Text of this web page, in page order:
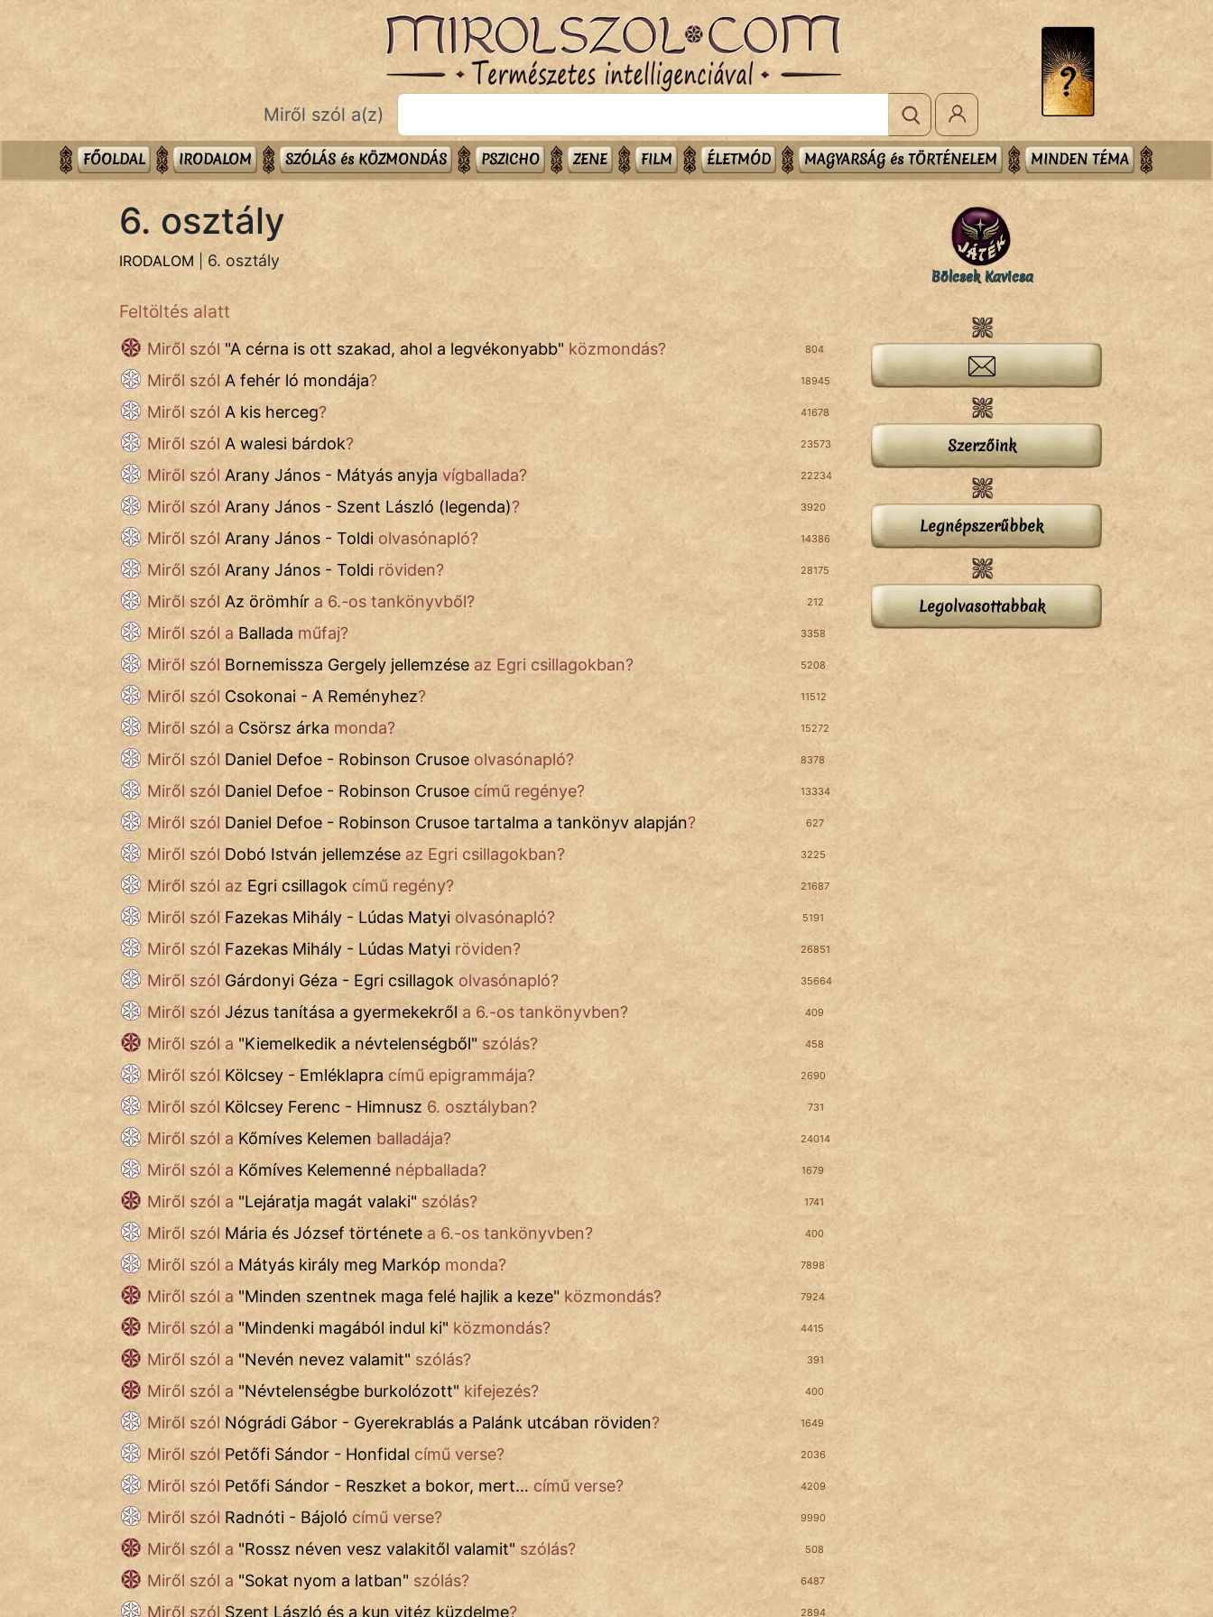
Történetek
Elbeszélő
KÖZMONDÁS
PSZICHO
TÖRTÉNELEM
Népszerű szerzőink:
Hunor
vörös ördög
Miről szól a(z)
FŐOLDAL IRODALOM SZÓLÁS és KÖZMONDÁS PSZICHO ZENE FILM ÉLETMÓD MAGYARSÁG és TÖRTÉNELEM MINDEN TÉMA
6. osztály
IRODALOM 6. osztály
Feltöltés alatt
804
Miről szól "A cérna is ott szakad, ahol a legvékonyabb" közmondás?
18945
Miről szól A fehér ló mondája?
41678
Miről szól A kis herceg?
23573
Miről szól A walesi bárdok?
22234
Miről szól Arany János - Mátyás anyja vígballada?
3920
Miről szól Arany János - Szent László (legenda)?
14386
Miről szól Arany János - Toldi olvasónapló?
28175
Miről szól Arany János - Toldi röviden?
212
Miről szól Az örömhír a 6.-os tankönyvből?
3358
Miről szól a Ballada műfaj?
5208
Miről szól Bornemissza Gergely jellemzése az Egri csillagokban?
11512
Miről szól Csokonai - A Reményhez?
15272
Miről szól a Csörsz árkamonda?
8378
Miről szól Daniel Defoe - Robinson Crusoe olvasónapló?
13334
Miről szól Daniel Defoe - Robinson Crusoe című regénye?
627
Miről szól Daniel Defoe - Robinson Crusoe tartalma a tankönyv alapján?
3225
Miről szól Dobó István jellemzése az Egri csillagokban?
21687
Miről szól az Egri csillagok című regény?
5191
Miről szól Fazekas Mihály - Lúdas Matyi olvasónapló?
26851
Miről szól Fazekas Mihály - Lúdas Matyi röviden?
35664
Miről szól Gárdonyi Géza - Egri csillagok olvasónapló?
409
Miről szól Jézus tanítása a gyermekekről a 6.-os tankönyvben?
458
Miről szól a "Kiemelkedik a névtelenségből" szólás?
2690
Miről szól Kölcsey - Emléklapra című epigrammája?
731
Miről szól Kölcsey Ferenc - Himnusz 6. osztályban?
24014
Miről szól a Kőmíves Kelemen balladája?
1679
Miről szól a Kőmíves Kelemenné népballada?
1741
Miről szól a "Lejáratja magát valaki" szólás?
400
Miről szól Mária és József története a 6.-os tankönyvben?
7898
Miről szól a Mátyás király meg Markóp monda?
7924
Miről szól a "Minden szentnek maga felé hajlik a keze" közmondás?
4415
Miről szól a "Mindenki magából indul ki" közmondás?
391
Miről szól a "Nevén nevez valamit" szólás?
400
Miről szól a "Névtelenségbe burkolózott" kifejezés?
1649
Miről szól Nógrádi Gábor - Gyerekrablás a Palánk utcában röviden?
2036
Miről szól Petőfi Sándor - Honfidal című verse?
4209
Miről szól Petőfi Sándor - Reszket a bokor, mert… című verse?
9990
Miről szól Radnóti - Bájoló című verse?
508
Miről szól a "Rossz néven vesz valakitől valamit" szólás?
6487
Miről szól a "Sokat nyom a latban" szólás?
2894
Miről szól Szent László és a kun vitéz küzdelme?
Bölcsek Kavicsa
Szerzőink
Legnépszerűbbek
Legolvasottabbak